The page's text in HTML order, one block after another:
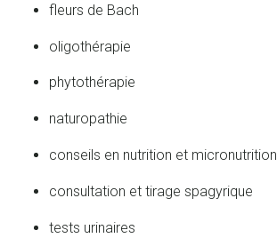
fleurs de Bach
oligothérapie
phytothérapie
naturopathie
conseils en nutrition et micronutrition
consultation et tirage spagyrique
tests urinaires